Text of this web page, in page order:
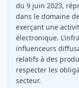
du 9 juin 2023,
dans le domaine
exerçant une
électronique.
influenceurs
relatifs à des
respecter les
secteur.